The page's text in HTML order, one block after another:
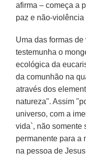
afirma – começa a
paz e não-
Uma das formas
testemunha o
ecológica da
da comunhão na
através dos
natureza". Assim
universo, com a
vida`, não somente
permanente para a
na pessoa de